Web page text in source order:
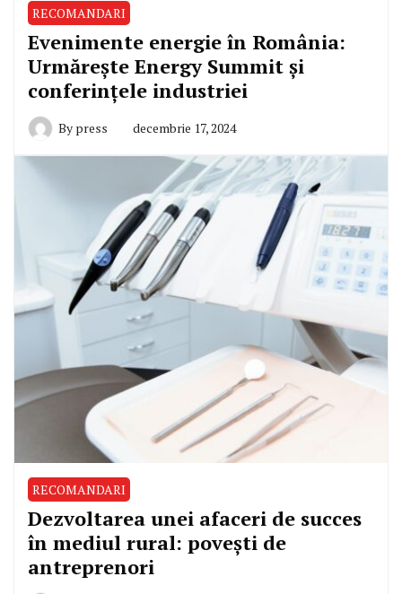
RECOMANDARI
Evenimente energie în România:
Urmărește Energy Summit și
conferințele industriei
By press decembrie 17, 2024
RECOMANDARI
Dezvoltarea unei afaceri de succes
în mediul rural: povești de
antreprenori